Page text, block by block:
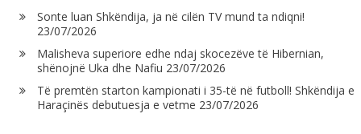
Sonte luan Shkëndija, ja në cilën TV mund ta ndiqni!
23/07/2026
Malisheva superiore edhe ndaj skocezëve të Hibernian,
shënojnë Uka dhe Nafiu 23/07/2026
Të premtën starton kampionati i 35-të në futboll! Shkëndija e
Haraçinës debutuesja e vetme 23/07/2026